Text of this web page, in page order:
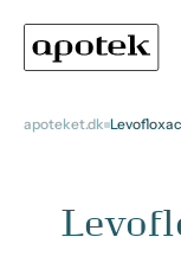
apoteket.dk